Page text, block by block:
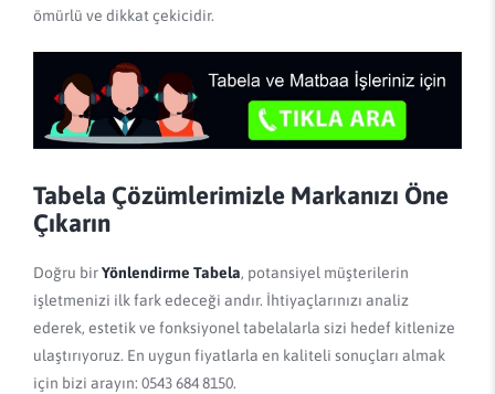
ömürlü ve dikkat çekicidir.
Tabela Çözümlerimizle Markanızı Öne
Çıkarın
Doğru birYönlendirme Tabela, potansiyel müşterilerin
işletmenizi ilk fark edeceği andır. İhtiyaçlarınızı analiz
ederek, estetik ve fonksiyonel tabelalarla sizi hedef kitlenize
ulaştırıyoruz. En uygun fiyatlarla en kaliteli sonuçları almak
için bizi arayın: 0543 684 8150.